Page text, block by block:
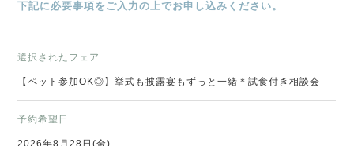
下記に必要事項をご入力の上でお申し込みください。
選択されたフェア
【ペット参加OK◎】挙式も披露宴もずっと一緒＊試食付き相談会
予約希望日